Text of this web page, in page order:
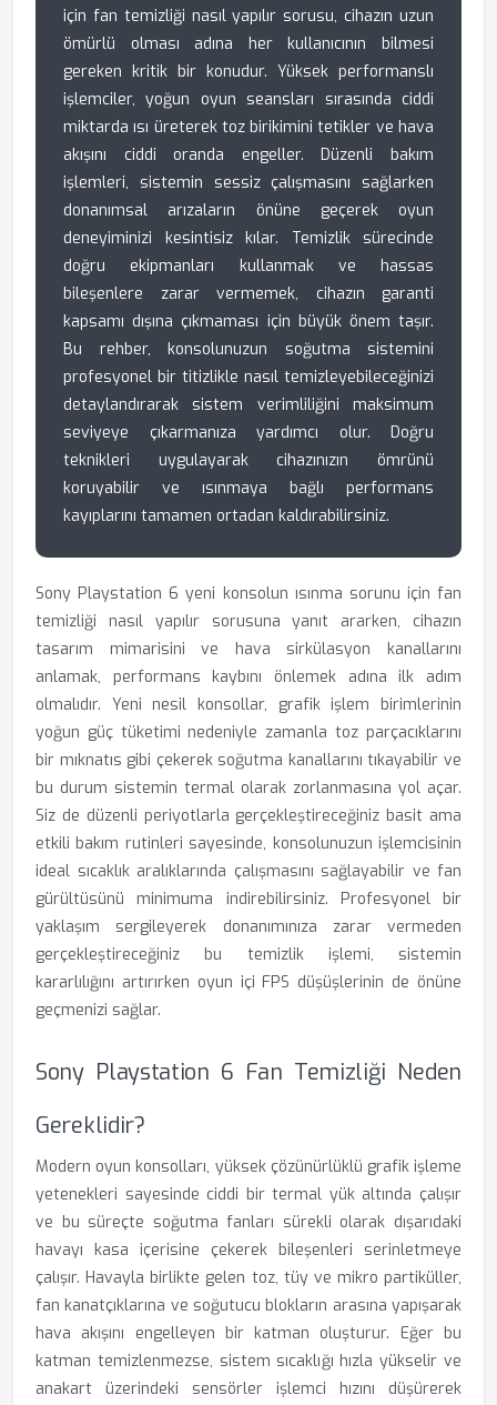
için fan temizliği nasıl yapılır sorusu, cihazın uzun
ömürlü olması adına her kullanıcının bilmesi
gereken kritik bir konudur. Yüksek performanslı
işlemciler, yoğun oyun seansları sırasında ciddi
miktarda ısı üreterek toz birikimini tetikler ve hava
akışını ciddi oranda engeller. Düzenli bakım
işlemleri, sistemin sessiz çalışmasını sağlarken
donanımsal arızaların önüne geçerek oyun
deneyiminizi kesintisiz kılar. Temizlik sürecinde
doğru ekipmanları kullanmak ve hassas
bileşenlere zarar vermemek, cihazın garanti
kapsamı dışına çıkmaması için büyük önem taşır.
Bu rehber, konsolunuzun soğutma sistemini
profesyonel bir titizlikle nasıl temizleyebileceğinizi
detaylandırarak sistem verimliliğini maksimum
seviyeye çıkarmanıza yardımcı olur. Doğru
teknikleri uygulayarak cihazınızın ömrünü
koruyabilir ve ısınmaya bağlı performans
kayıplarını tamamen ortadan kaldırabilirsiniz.
Sony Playstation 6 yeni konsolun ısınma sorunu için fan
temizliği nasıl yapılır sorusuna yanıt ararken, cihazın
tasarım mimarisini ve hava sirkülasyon kanallarını
anlamak, performans kaybını önlemek adına ilk adım
olmalıdır. Yeni nesil konsollar, grafik işlem birimlerinin
yoğun güç tüketimi nedeniyle zamanla toz parçacıklarını
bir mıknatıs gibi çekerek soğutma kanallarını tıkayabilir ve
bu durum sistemin termal olarak zorlanmasına yol açar.
Siz de düzenli periyotlarla gerçekleştireceğiniz basit ama
etkili bakım rutinleri sayesinde, konsolunuzun işlemcisinin
ideal sıcaklık aralıklarında çalışmasını sağlayabilir ve fan
gürültüsünü minimuma indirebilirsiniz. Profesyonel bir
yaklaşım sergileyerek donanımınıza zarar vermeden
gerçekleştireceğiniz bu temizlik işlemi, sistemin
kararlılığını artırırken oyun içi FPS düşüşlerinin de önüne
geçmenizi sağlar.
Sony Playstation 6 Fan Temizliği Neden
Gereklidir?
Modern oyun konsolları, yüksek çözünürlüklü grafik işleme
yetenekleri sayesinde ciddi bir termal yük altında çalışır
ve bu süreçte soğutma fanları sürekli olarak dışarıdaki
havayı kasa içerisine çekerek bileşenleri serinletmeye
çalışır. Havayla birlikte gelen toz, tüy ve mikro partiküller,
fan kanatçıklarına ve soğutucu blokların arasına yapışarak
hava akışını engelleyen bir katman oluşturur. Eğer bu
katman temizlenmezse, sistem sıcaklığı hızla yükselir ve
anakart üzerindeki sensörler işlemci hızını düşürerek